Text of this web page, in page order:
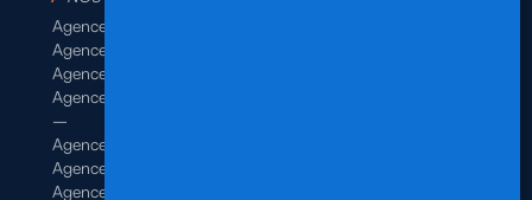
Agence de Rennes Industrie
Agence de Rennes Généraliste
Agence de Rennes BTP
Agence de Rennes Tertiaire
–
Agence de Brest
Agence de Dinan
Agence de Lamballe